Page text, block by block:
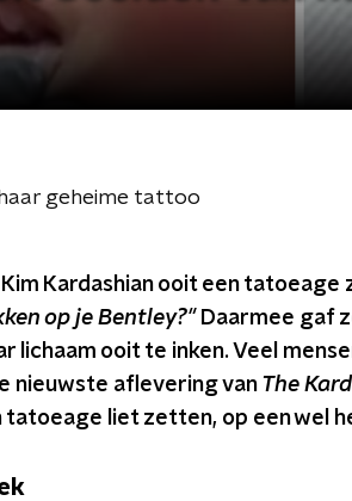
geheime tattoo
Kardashian ooit een
op je Bentley?" Daarmee gaf
lichaam ooit te inken. Veel
nieuwste aflevering van The
tatoeage liet zetten, op een wel